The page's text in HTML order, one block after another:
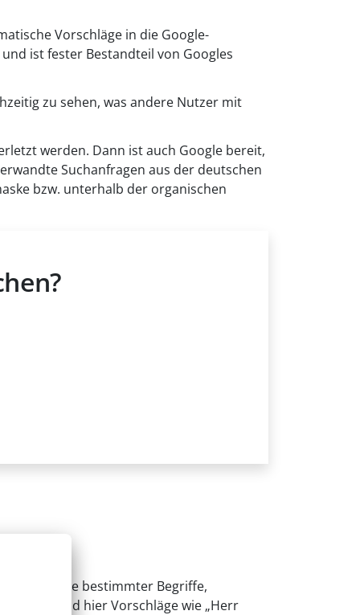
Vorschläge in die Google-
ist fester Bestandteil von Googles
zu sehen, was andere Nutzer mit
werden. Dann ist auch Google bereit,
Suchanfragen aus der deutschen
bzw. unterhalb der organischen
bei Eingabe bestimmter Begriffe,
sind hier Vorschläge wie „Herr